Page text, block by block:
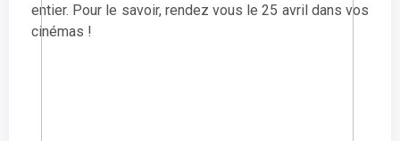
entier. Pour le savoir, rendez vous le 25 avril dans vos
cinémas !